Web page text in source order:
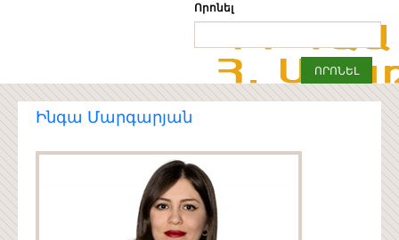
Որոնել
Ինգա Մարգարյան